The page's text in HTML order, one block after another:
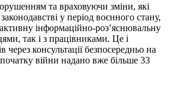
та враховуючи зміни, які
у період воєнного стану,
інформаційно-роз’яснювальну
так і з працівниками. Це і
через консультації безпосередньо на
війни надано вже більше 33